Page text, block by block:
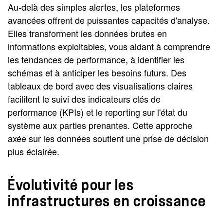
Au-delà des simples alertes, les plateformes
avancées offrent de puissantes capacités d'analyse.
Elles transforment les données brutes en
informations exploitables, vous aidant à comprendre
les tendances de performance, à identifier les
schémas et à anticiper les besoins futurs. Des
tableaux de bord avec des visualisations claires
facilitent le suivi des indicateurs clés de
performance (KPIs) et le reporting sur l'état du
système aux parties prenantes. Cette approche
axée sur les données soutient une prise de décision
plus éclairée.
Évolutivité pour les
infrastructures en croissance